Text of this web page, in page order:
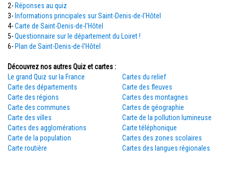
2- Réponses au quiz
3- Informations principales sur Saint-Denis-de-l'Hôtel
4-Carte de Saint-Denis-de-l'Hôtel
5-Questionnaire sur le département du Loiret !
6- Plan de Saint-Denis-de-l'Hôtel
Découvrez nos autres Quiz et cartes :
Le grand Quiz sur la France
Carte des départements
Carte des régions
Carte des communes
Carte des villes
Cartes des agglomérations
Carte de la population
Carte routière
Cartes du relief
Carte des fleuves
Cartes des montagnes
Cartes de géographie
Carte de la pollution lumineuse
Carte téléphonique
Cartes des zones scolaires
Cartes des langues régionales